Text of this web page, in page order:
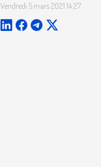
Vendredi 5 mars 2021 14:27